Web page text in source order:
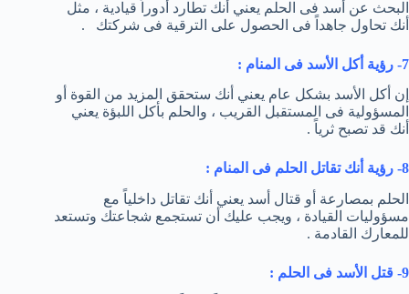
البحث عن أسد فى الحلم يعني أنك تطارد أدوراً قيادية ، مثل
أنك تحاول جاهداً فى الحصول على الترقية فى شركتك .
7- رؤية أكل الأسد فى المنام :
إن أكل الأسد بشكل عام يعني أنك ستحقق المزيد من القوة أو
المسؤولية فى المستقبل القريب ، والحلم بأكل اللبؤة يعني
أنك قد تصبح ثرياً .
8- رؤية أنك تقاتل الحلم فى المنام :
الحلم بمصارعة أو قتال أسد يعني أنك تقاتل داخلياً مع
مسؤوليات القيادة ، ويجب عليك أن تستجمع شجاعتك وتستعد
للمعارك القادمة .
9- قتل الأسد فى الحلم :